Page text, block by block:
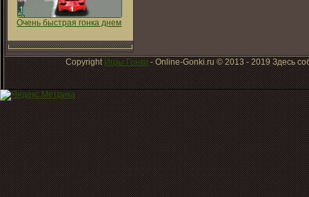
Очень быстрая гонка днем
CopyrightИгры Гонки- Online-Gonki.ru © 2013 - 2019 Здесь